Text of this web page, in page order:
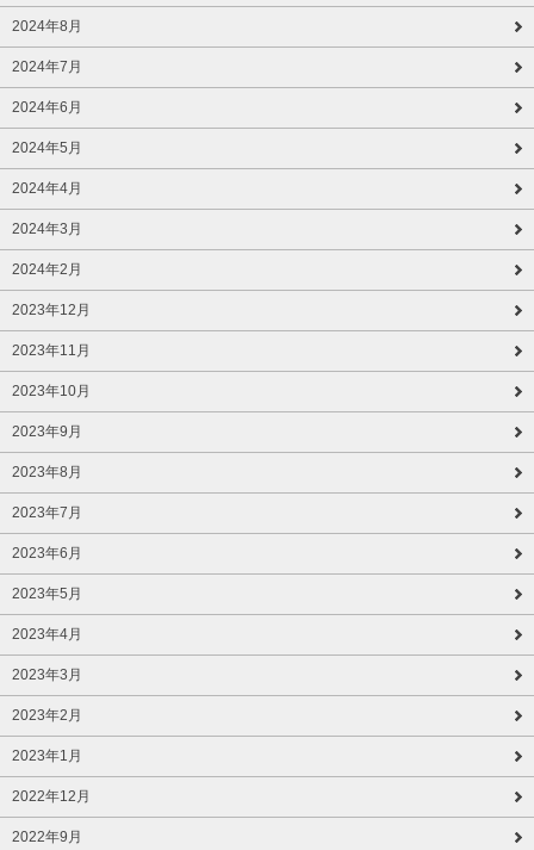
2024年8月
2024年7月
2024年6月
2024年5月
2024年4月
2024年3月
2024年2月
2023年12月
2023年11月
2023年10月
2023年9月
2023年8月
2023年7月
2023年6月
2023年5月
2023年4月
2023年3月
2023年2月
2023年1月
2022年12月
2022年9月